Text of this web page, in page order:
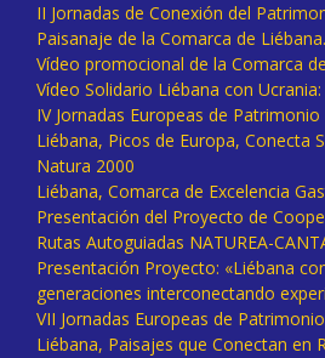
II Jornadas de Conexión del
Paisanaje de la Comarca de Liébana.
Vídeo promocional de la Comarca
Vídeo Solidario Liébana con
IV Jornadas Europeas de
Liébana, Picos de Europa, Conecta
Natura 2000
Liébana, Comarca de Excelencia
Presentación del Proyecto de
Rutas Autoguiadas NATUREA-
Presentación Proyecto: «Liébana
generaciones interconectando
VII Jornadas Europeas de
Liébana, Paisajes que Conectan en